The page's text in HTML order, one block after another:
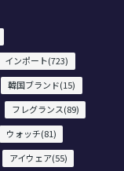
インポート(723)
韓国ブランド(15)
フレグランス(89)
ウォッチ(81)
アイウェア(55)